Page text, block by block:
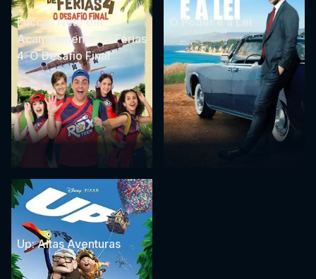
Luccas Neto em:
Acampamento de Férias
4: O Desafio Final
O Poder e a Lei
Up: Altas Aventuras